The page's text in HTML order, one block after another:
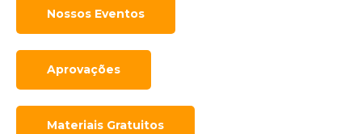
Nossos Eventos
Aprovações
Materiais Gratuitos